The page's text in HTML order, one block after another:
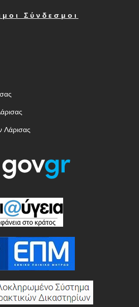
Σύνδεσμοι
Λάρισας